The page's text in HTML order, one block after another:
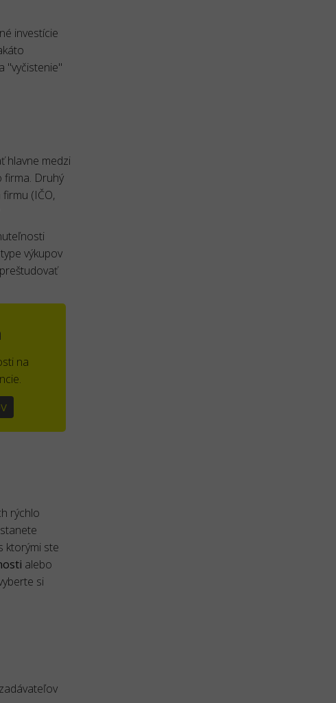
investície
"vyčistenie"
hlavne medzi
firma. Druhý
(IČO,
výkupov
na
rýchlo
ktorými ste
alebo
si